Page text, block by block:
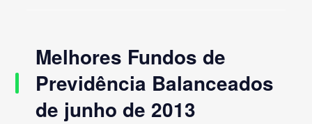
Melhores Fundos de
Previdência Balanceados
de junho de 2013